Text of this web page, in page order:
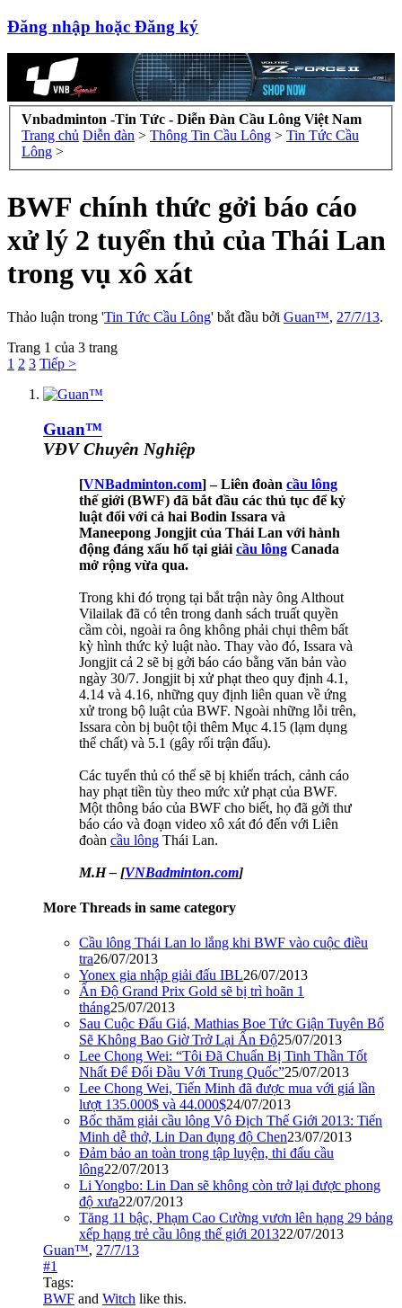
Đăng nhập hoặc Đăng ký
Vnbadminton -Tin Tức - Diễn Đàn Cầu Lông Việt Nam
Trang chủ Diễn đàn > Thông Tin Cầu Lông > Tin Tức Cầu
Lông >
BWF chính thức gởi báo cáo
xử lý 2 tuyển thủ của Thái Lan
trong vụ xô xát
Thảo luận trong 'Tin Tức Cầu Lông' bắt đầu bởi Guan™, 27/7/13.
Trang 1 của 3 trang
1 2 3 Tiếp >
Guan™
VĐV Chuyên Nghiệp
[VNBadminton.com] – Liên đoàn cầu lông
thế giới (BWF) đã bắt đầu các thủ tục để kỷ
luật đối với cả hai Bodin Issara và
Maneepong Jongjit của Thái Lan với hành
động đáng xấu hổ tại giải cầu lông Canada
mở rộng vừa qua.
Trong khi đó trọng tại bắt trận này ông Althout
Vilailak đã có tên trong danh sách truất quyền
cầm còi, ngoài ra ông không phải chụi thêm bất
kỳ hình thức kỷ luật nào. Thay vào đó, Issara và
Jongjit cả 2 sẽ bị gởi báo cáo bằng văn bản vào
ngày 30/7. Jongjit bị xử phạt theo quy định 4.1,
4.14 và 4.16, những quy định liên quan về ứng
xử trong bộ luật của BWF. Ngoài những lỗi trên,
Issara còn bị buột tội thêm Mục 4.15 (lạm dụng
thể chất) và 5.1 (gây rối trận đấu).
Các tuyển thủ có thể sẽ bị khiển trách, cảnh cáo
hay phạt tiền tùy theo mức xử phạt của BWF.
Một thông báo của BWF cho biết, họ đã gởi thư
báo cáo và đoạn video xô xát đó đến với Liên
đoàn cầu lông Thái Lan.
M.H – [VNBadminton.com]
More Threads in same category
Cầu lông Thái Lan lo lắng khi BWF vào cuộc điều
tra26/07/2013
Yonex gia nhập giải đấu IBL26/07/2013
Ấn Độ Grand Prix Gold sẽ bị trì hoãn 1
tháng25/07/2013
Sau Cuộc Đấu Giá, Mathias Boe Tức Giận Tuyên Bố
Sẽ Không Bao Giờ Trở Lại Ấn Độ25/07/2013
Lee Chong Wei: “Tôi Đã Chuẩn Bị Tinh Thần Tốt
Nhất Để Đối Đầu Với Trung Quốc”25/07/2013
Lee Chong Wei, Tiến Minh đã được mua với giá lần
lượt 135.000$ và 44.000$24/07/2013
Bốc thăm giải cầu lông Vô Địch Thế Giới 2013: Tiến
Minh dễ thở, Lin Dan đụng độ Chen23/07/2013
Đảm bảo an toàn trong tập luyện, thi đấu cầu
lông22/07/2013
Li Yongbo: Lin Dan sẽ không còn trở lại được phong
độ xưa22/07/2013
Tăng 11 bậc, Phạm Cao Cường vươn lên hạng 29 bảng
xếp hạng trẻ cầu lông thế giới 201322/07/2013
Guan™, 27/7/13
#1
Tags:
BWF and Witch like this.